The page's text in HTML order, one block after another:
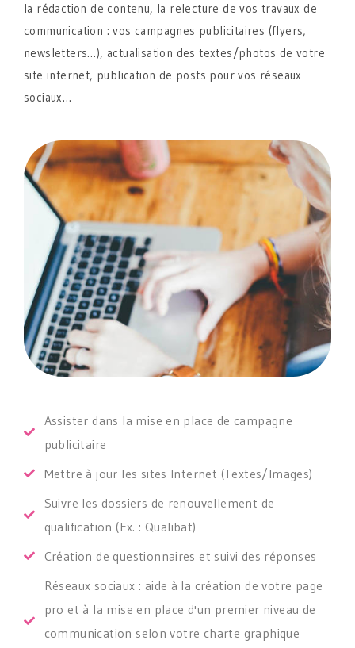
la rédaction de contenu, la relecture de vos travaux de
communication : vos campagnes publicitaires (flyers,
newsletters…), actualisation des textes/photos de votre
site internet, publication de posts pour vos réseaux
sociaux…
Assister dans la mise en place de campagne
publicitaire
Mettre à jour les sites Internet (Textes/Images)
Suivre les dossiers de renouvellement de
qualification (Ex. : Qualibat)
Création de questionnaires et suivi des réponses
Réseaux sociaux : aide à la création de votre page
pro et à la mise en place d'un premier niveau de
communication selon votre charte graphique